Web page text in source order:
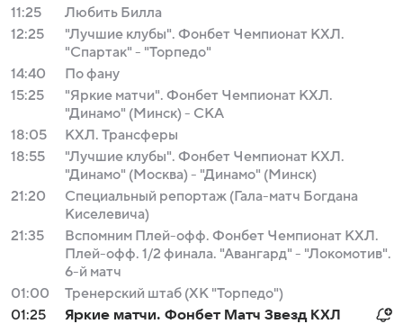
11:25
Любить Билла
12:25
"Лучшие клубы". Фонбет Чемпионат КХЛ.
"Спартак" - "Торпедо"
14:40
По фану
15:25
"Яркие матчи". Фонбет Чемпионат КХЛ.
"Динамо" (Минск) - СКА
18:05
КХЛ. Трансферы
18:55
"Лучшие клубы". Фонбет Чемпионат КХЛ.
"Динамо" (Москва) - "Динамо" (Минск)
21:20
Специальный репортаж (Гала-матч Богдана
Киселевича)
21:35
Вспомним Плей-офф. Фонбет Чемпионат КХЛ.
Плей-офф. 1/2 финала. "Авангард" - "Локомотив".
6-й матч
01:00
Тренерский штаб (ХК "Торпедо")
01:25
Яркие матчи. Фонбет Матч Звезд КХЛ